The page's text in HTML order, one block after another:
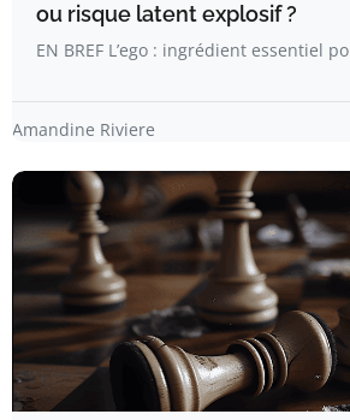
ou risque latent explosif ?
EN BREF L’ego : ingrédient essentiel
Amandine Riviere